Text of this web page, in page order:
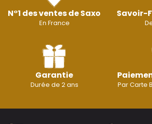
N°1 des ventes de Saxo
En France
Savoir-
Garantie
Durée de 2 ans Par Carte